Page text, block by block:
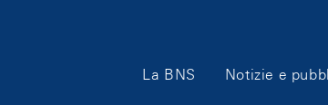
Main Navigation
La BNS Notizie e